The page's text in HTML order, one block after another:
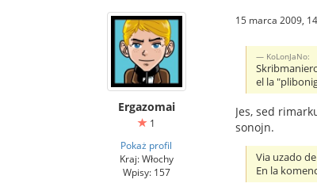
Ergazomai
1
Pokaż profil
Kraj: Włochy
Wpisy: 157
15 marca 2009,
KoLonJaNo:
el la
Jes, sed
sonojn.
Via uzado
En la